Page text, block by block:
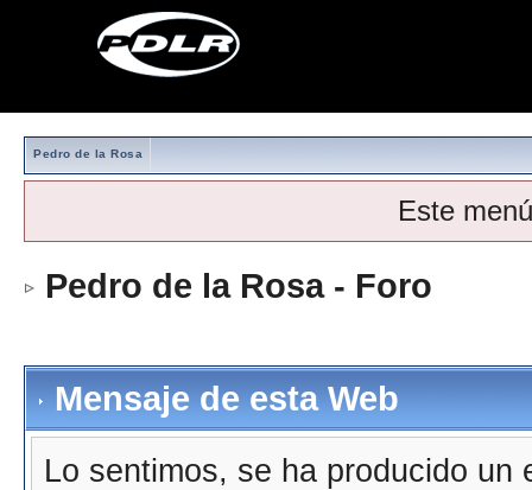
Pedro de la Rosa
Este
Pedro de la Rosa - Foro
Mensaje de esta Web
Lo sentimos, se ha producido